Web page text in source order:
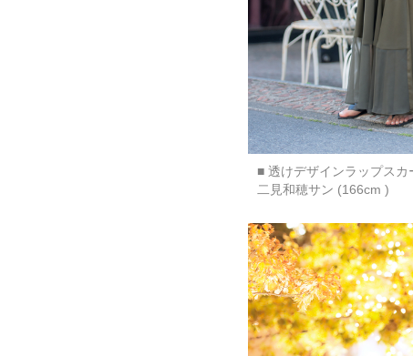
■ 透けデザインラップスカ
二見和穂サン (166cm )